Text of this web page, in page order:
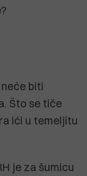
biti
Što se tiče
ići u temeljitu
je za šumicu